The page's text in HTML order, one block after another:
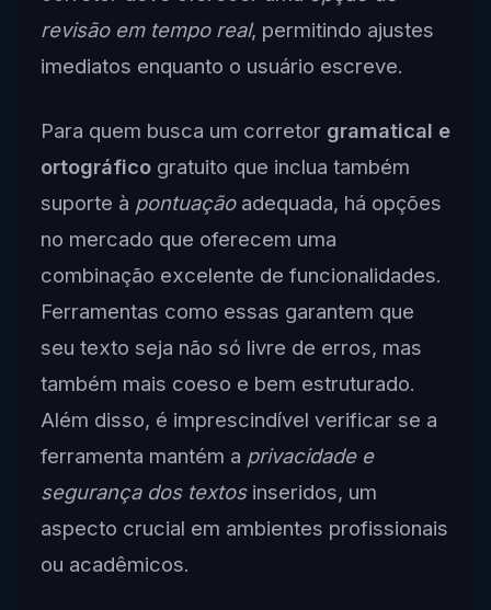
revisão em tempo real, permitindo ajustes
imediatos enquanto o usuário escreve.
Para quem busca um corretor gramatical e
ortográficogratuito que inclua também
suporte à pontuaçãoadequada, há opções
no mercado que oferecem uma
combinação excelente de funcionalidades.
Ferramentas como essas garantem que
seu texto seja não só livre de erros, mas
também mais coeso e bem estruturado.
Além disso, é imprescindível verificar se a
ferramenta mantém a privacidade e
segurança dos textosinseridos, um
aspecto crucial em ambientes profissionais
ou acadêmicos.